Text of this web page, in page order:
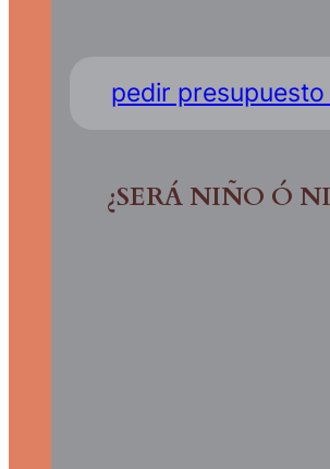
pedir presupuesto
¿SERÁ NIÑO Ó